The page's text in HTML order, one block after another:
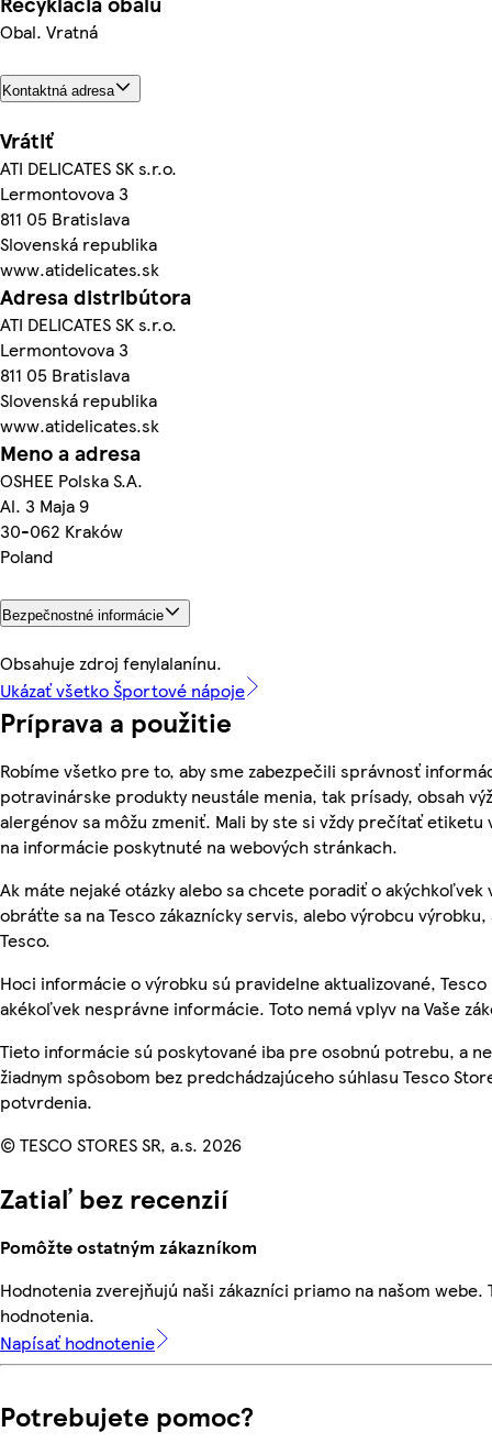
Obal. Vratná
Kontaktná adresa
Vrátiť
ATI DELICATES SK s.r.o.
Lermontovova 3
811 05 Bratislava
Slovenská republika
www.atidelicates.sk
Adresa distribútora
ATI DELICATES SK s.r.o.
Lermontovova 3
811 05 Bratislava
Slovenská republika
www.atidelicates.sk
Meno a adresa
OSHEE Polska S.A.
Al. 3 Maja 9
30-062 Kraków
Poland
Bezpečnostné informácie
Obsahuje zdroj fenylalanínu.
Ukázať všetko Športové nápoje
Príprava a použitie
Robíme všetko pre to, aby sme zabezpečili správnosť
potravinárske produkty neustále menia, tak prísady, obsah
alergénov sa môžu zmeniť. Mali by ste si vždy prečítať etiketu
na informácie poskytnuté na webových stránkach.
Ak máte nejaké otázky alebo sa chcete poradiť o akýchkoľvek
obráťte sa na Tesco zákaznícky servis, alebo výrobcu
Tesco.
Hoci informácie o výrobku sú pravidelne aktualizované,
akékoľvek nesprávne informácie. Toto nemá vplyv na Vaše
Tieto informácie sú poskytované iba pre osobnú potrebu, a
žiadnym spôsobom bez predchádzajúceho súhlasu Tesco
potvrdenia.
© TESCO STORES SR, a.s. 2026
Zatiaľ bez recenzií
Pomôžte ostatným zákazníkom
Hodnotenia zverejňujú naši zákazníci priamo na našom
hodnotenia.
Napísať hodnotenie
Potrebujete pomoc?